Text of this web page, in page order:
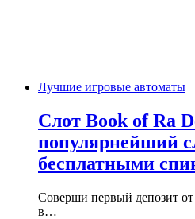
Лучшие игровые автоматы
Слот Book of Ra
популярнейший
бесплатными
Соверши первый депозит
в…